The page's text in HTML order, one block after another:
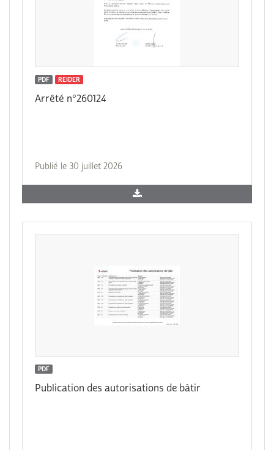
PDF REIDER
Arrêté n°260124
Publié le 30 juillet 2026
PDF
Publication des autorisations de bâtir